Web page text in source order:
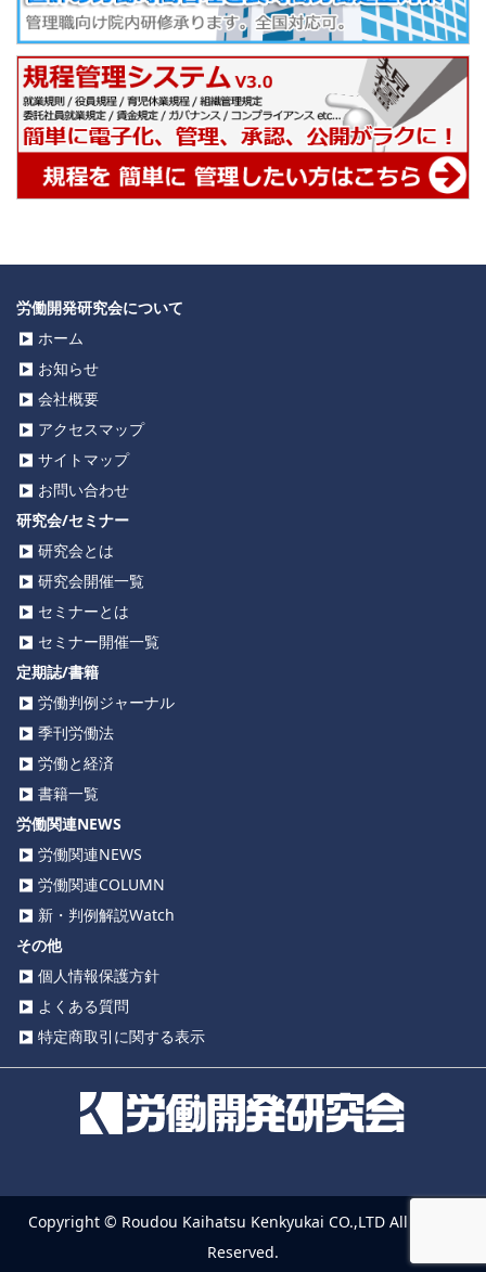
労働開発研究会について
ホーム
お知らせ
会社概要
アクセスマップ
サイトマップ
お問い合わせ
研究会/セミナー
研究会とは
研究会開催一覧
セミナーとは
セミナー開催一覧
定期誌/書籍
労働判例ジャーナル
季刊労働法
労働と経済
書籍一覧
労働関連NEWS
労働関連NEWS
労働関連COLUMN
新・判例解説Watch
その他
個人情報保護方針
よくある質問
特定商取引に関する表示
Copyright © Roudou Kaihatsu Kenkyukai CO.,LTD All Rights
Reserved.